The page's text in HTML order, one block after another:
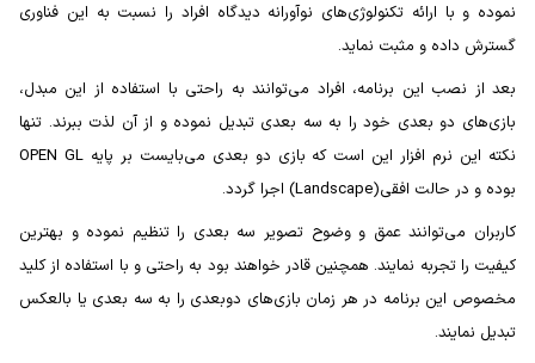
نموده و با ارائه تکنولوژی‌های نوآورانه دیدگاه افراد را نسبت به این فناوری
گسترش داده و مثبت نماید.
بعد از نصب این برنامه، افراد می‌توانند به راحتی با استفاده از این مبدل،
بازی‌های دو بعدی خود را به سه بعدی تبدیل نموده و از آن لذت ببرند. تنها
نکته این نرم افزار این است که بازی دو بعدی می‌بایست بر پایه OPEN GL
بوده و در حالت افقی(Landscape) اجرا گردد.
کاربران می‌توانند عمق و وضوح تصویر سه بعدی را تنظیم نموده و بهترین
کیفیت را تجربه نمایند. همچنین قادر خواهند بود به راحتی و با استفاده از کلید
مخصوص این برنامه در هر زمان بازی‌های دوبعدی را به سه بعدی یا بالعکس
تبدیل نمایند.